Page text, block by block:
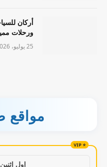
أركان
ورحلات
25 يوليو، 2026
مواقع
اول